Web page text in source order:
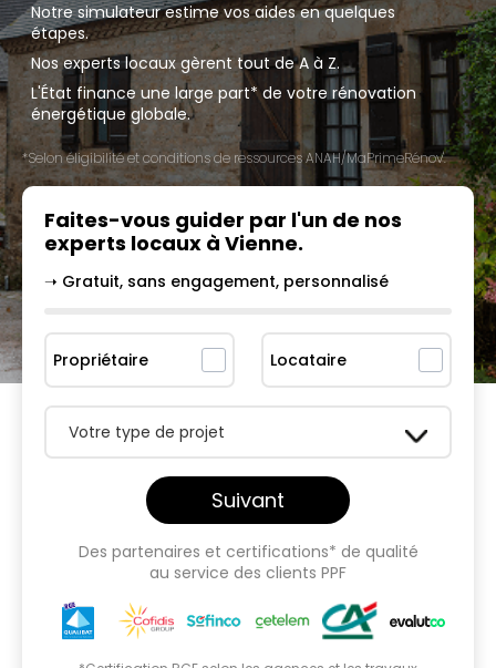
Notre simulateur estime vos aides en quelques
étapes.
Nos experts locaux gèrent tout de A à Z.
L'État finance une large part* de votre rénovation
énergétique globale.
*Selon éligibilité et conditions de ressources ANAH/MaPrimeRénov'.
Faites-vous guider par l'un de nos
experts locaux à Vienne.
➝ Gratuit, sans engagement, personnalisé
Propriétaire Locataire
Votre type de projet
Suivant
Des partenaires et certifications* de qualité
au service des clients PPF